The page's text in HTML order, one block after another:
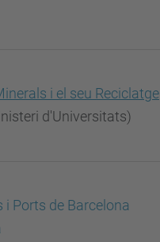
i el seu Reciclatge
d'Universitats)
i Ports de Barcelona